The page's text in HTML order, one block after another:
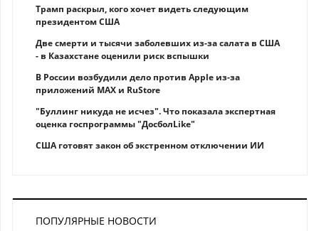
Трамп раскрыл, кого хочет видеть следующим
президентом США
Две смерти и тысячи заболевших из-за салата в США
- в Казахстане оценили риск вспышки
В России возбудили дело против Apple из-за
приложений MAX и RuStore
"Буллинг никуда не исчез". Что показала экспертная
оценка госпрограммы "ДосболLike"
США готовят закон об экстренном отключении ИИ
ПОПУЛЯРНЫЕ НОВОСТИ